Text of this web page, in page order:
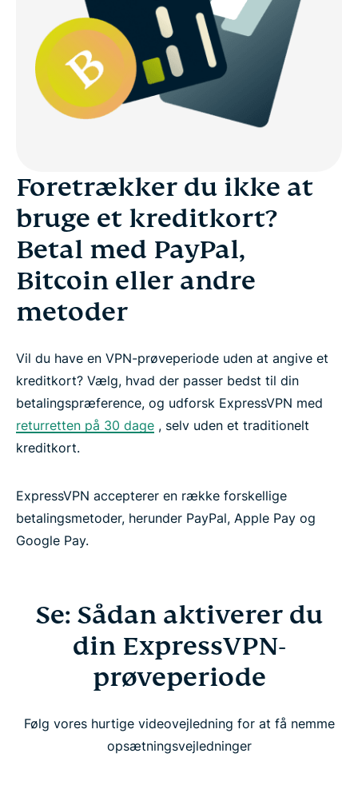
Foretrækker du ikke at
bruge et kreditkort?
Betal med PayPal,
Bitcoin eller andre
metoder
Vil du have en VPN-prøveperiode uden at angive et
kreditkort? Vælg, hvad der passer bedst til din
betalingspræference, og udforsk ExpressVPN med
returretten på 30 dage , selv uden et traditionelt
kreditkort.
ExpressVPN accepterer en række forskellige
betalingsmetoder, herunder PayPal, Apple Pay og
Google Pay.
Se: Sådan aktiverer du
din ExpressVPN-
prøveperiode
Følg vores hurtige videovejledning for at få nemme
opsætningsvejledninger